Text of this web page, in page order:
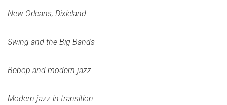
New Orleans, Dixieland
Swing and the Big Bands
Bebop and modern jazz
Modern jazz in transition